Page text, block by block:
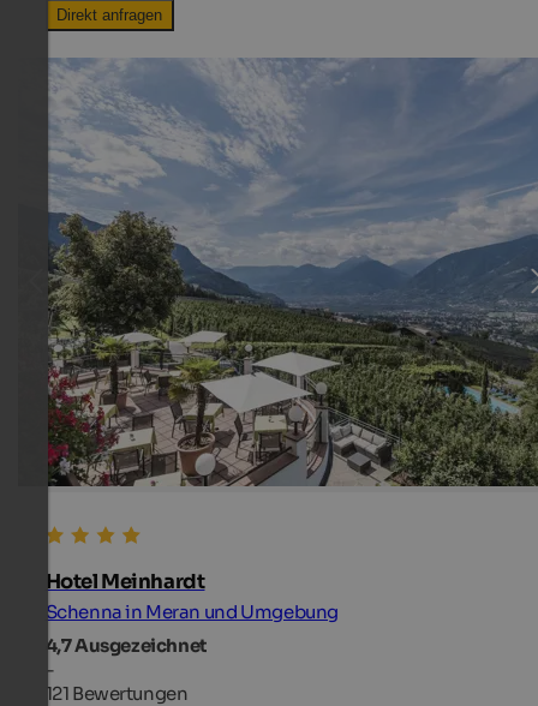
Direkt anfragen
Hotel Meinhardt
Schenna in Meran und Umgebung
4,7Ausgezeichnet
-
121 Bewertungen